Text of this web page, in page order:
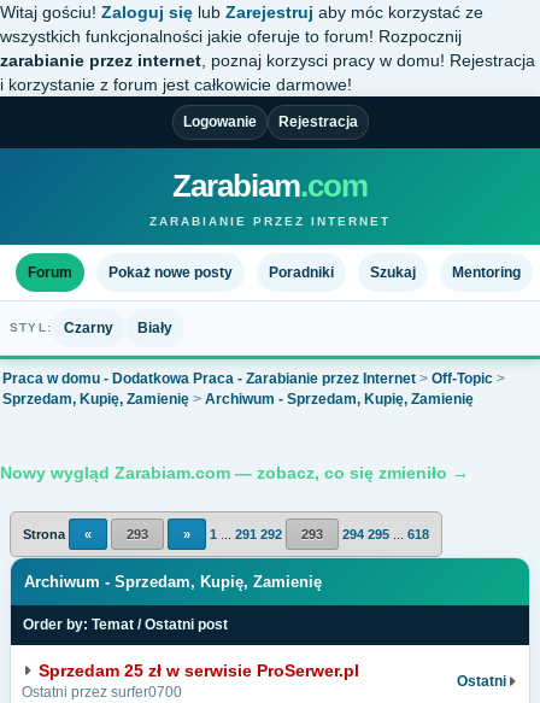
Witaj gościu! Zaloguj się lub Zarejestruj aby móc korzystać ze
wszystkich funkcjonalności jakie oferuje to forum! Rozpocznij
zarabianie przez internet , poznaj korzysci pracy w domu! Rejestracja
i korzystanie z forum jest całkowicie darmowe!
Logowanie Rejestracja
Zarabiam.com
ZARABIANIE PRZEZ INTERNET
Forum Pokaż nowe posty Poradniki Szukaj Mentoring
STYL: Czarny Biały
Praca w domu - Dodatkowa Praca - Zarabianie przez Internet > Off-Topic >
Sprzedam, Kupię, Zamienię > Archiwum - Sprzedam, Kupię, Zamienię
Nowy wygląd Zarabiam.com — zobacz, co się zmieniło →
Strona « 293 » 1 291 292 293 294 295 618
Archiwum - Sprzedam, Kupię, Zamienię
Order by: Temat /Ostatni post
Sprzedam 25 zł w serwisie ProSerwer.pl
Ostatni przez surfer0700
Ostatni